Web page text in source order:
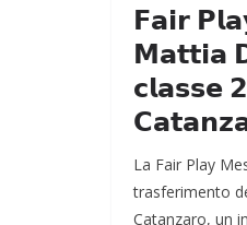
𝗙𝗮𝗶𝗿
𝗠𝗮𝘁𝘁𝗶𝗮
𝗰𝗹𝗮𝘀𝘀𝗲
La Fair Play
trasferimento
Catanzaro, un